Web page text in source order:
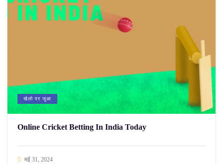
खेलो पर जुआ
Online Cricket Betting In India Today
मई 31, 2024